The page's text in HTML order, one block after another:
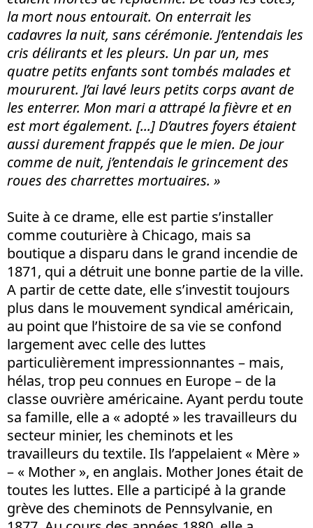
la mort nous entourait. On enterrait les
cadavres la nuit, sans cérémonie. J’entendais les
cris délirants et les pleurs. Un par un, mes
quatre petits enfants sont tombés malades et
moururent. J’ai lavé leurs petits corps avant de
les enterrer. Mon mari a attrapé la fièvre et en
est mort également. [...] D’autres foyers étaient
aussi durement frappés que le mien. De jour
comme de nuit, j’entendais le grincement des
roues des charrettes mortuaires. »
Suite à ce drame, elle est partie s’installer
comme couturière à Chicago, mais sa
boutique a disparu dans le grand incendie de
1871, qui a détruit une bonne partie de la ville.
A partir de cette date, elle s’investit toujours
plus dans le mouvement syndical américain,
au point que l’histoire de sa vie se confond
largement avec celle des luttes
particulièrement impressionnantes – mais,
hélas, trop peu connues en Europe – de la
classe ouvrière américaine. Ayant perdu toute
sa famille, elle a « adopté » les travailleurs du
secteur minier, les cheminots et les
travailleurs du textile. Ils l’appelaient « Mère »
– « Mother », en anglais. Mother Jones était de
toutes les luttes. Elle a participé à la grande
grève des cheminots de Pennsylvanie, en